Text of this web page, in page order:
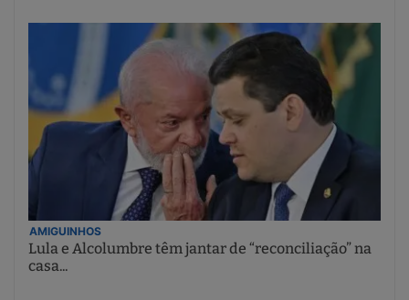
AMIGUINHOS
Lula e Alcolumbre têm jantar de “reconciliação” na
casa...